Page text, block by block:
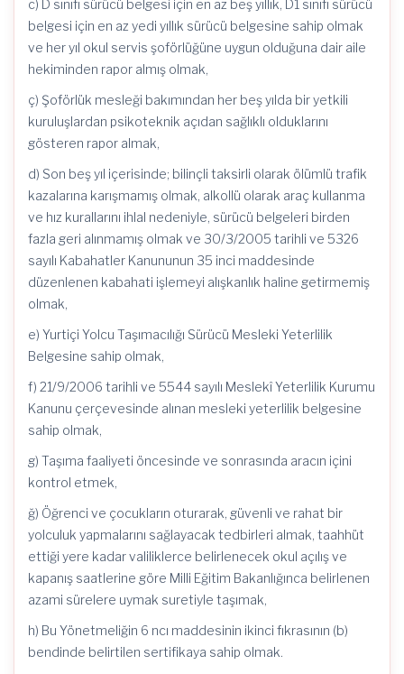
c) D sınıfı sürücü belgesi için en az beş yıllık, D1 sınıfı sürücü
belgesi için en az yedi yıllık sürücü belgesine sahip olmak
ve her yıl okul servis şoförlüğüne uygun olduğuna dair aile
hekiminden rapor almış olmak,
ç) Şoförlük mesleği bakımından her beş yılda bir yetkili
kuruluşlardan psikoteknik açıdan sağlıklı olduklarını
gösteren rapor almak,
d) Son beş yıl içerisinde; bilinçli taksirli olarak ölümlü trafik
kazalarına karışmamış olmak, alkollü olarak araç kullanma
ve hız kurallarını ihlal nedeniyle, sürücü belgeleri birden
fazla geri alınmamış olmak ve 30/3/2005 tarihli ve 5326
sayılı Kabahatler Kanununun 35 inci maddesinde
düzenlenen kabahati işlemeyi alışkanlık haline getirmemiş
olmak,
e) Yurtiçi Yolcu Taşımacılığı Sürücü Mesleki Yeterlilik
Belgesine sahip olmak,
f) 21/9/2006 tarihli ve 5544 sayılı Meslekî Yeterlilik Kurumu
Kanunu çerçevesinde alınan mesleki yeterlilik belgesine
sahip olmak,
g) Taşıma faaliyeti öncesinde ve sonrasında aracın içini
kontrol etmek,
ğ) Öğrenci ve çocukların oturarak, güvenli ve rahat bir
yolculuk yapmalarını sağlayacak tedbirleri almak, taahhüt
ettiği yere kadar valiliklerce belirlenecek okul açılış ve
kapanış saatlerine göre Milli Eğitim Bakanlığınca belirlenen
azami sürelere uymak suretiyle taşımak,
h) Bu Yönetmeliğin 6 ncı maddesinin ikinci fıkrasının (b)
bendinde belirtilen sertifikaya sahip olmak.